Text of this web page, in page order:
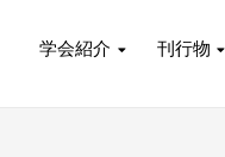
学会紹介 刊行物